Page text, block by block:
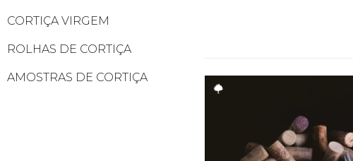
CORTIÇA VIRGEM
ROLHAS DE CORTIÇA
AMOSTRAS DE CORTIÇA